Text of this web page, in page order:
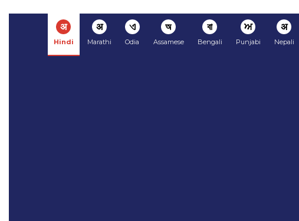
अ
Hindi
अ
Marathi
ଏ
Odia
অ
Assamese
বা
Bengali
ਅ
Punjabi
अ
Nepali